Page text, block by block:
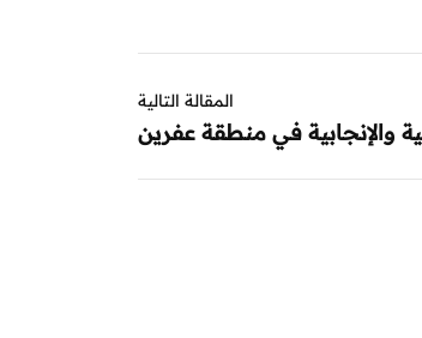
المقالة التالية
والإنجابية في منطقة عفرين